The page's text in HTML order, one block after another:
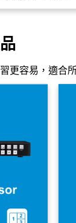
更容易，適合